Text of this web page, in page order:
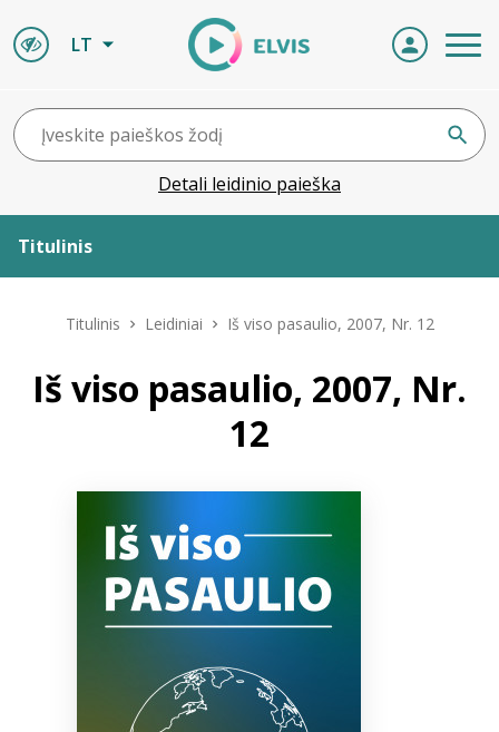
LT
Detali leidinio paieška
Titulinis
Leidiniai
Naujienos
Bibliotekoms
Titulinis Leidiniai Iš viso pasaulio, 2007, Nr. 12
Iš viso pasaulio, 2007, Nr.
12